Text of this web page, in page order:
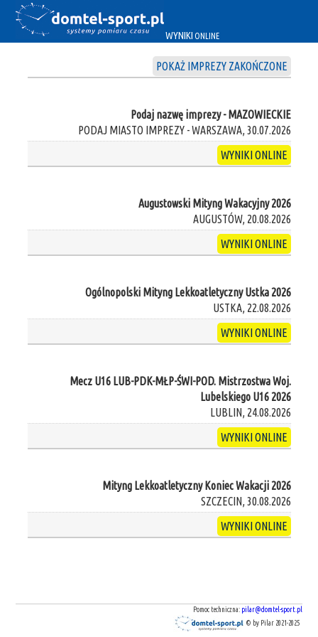
WYNIKI ONLINE
POKAŻ IMPREZY ZAKOŃCZONE
Podaj nazwę imprezy - MAZOWIECKIE
PODAJ MIASTO IMPREZY - WARSZAWA, 30.07.2026
WYNIKI ONLINE
Augustowski Mityng Wakacyjny 2026
AUGUSTÓW, 20.08.2026
WYNIKI ONLINE
Ogólnopolski Mityng Lekkoatletyczny Ustka 2026
USTKA, 22.08.2026
WYNIKI ONLINE
Mecz U16 LUB-PDK-MŁP-ŚWI-POD. Mistrzostwa Woj.
Lubelskiego U16 2026
LUBLIN, 24.08.2026
WYNIKI ONLINE
Mityng Lekkoatletyczny Koniec Wakacji 2026
SZCZECIN, 30.08.2026
WYNIKI ONLINE
Pomoc techniczna: pilar@domtel-sport.pl
© by Pilar 2021-2025